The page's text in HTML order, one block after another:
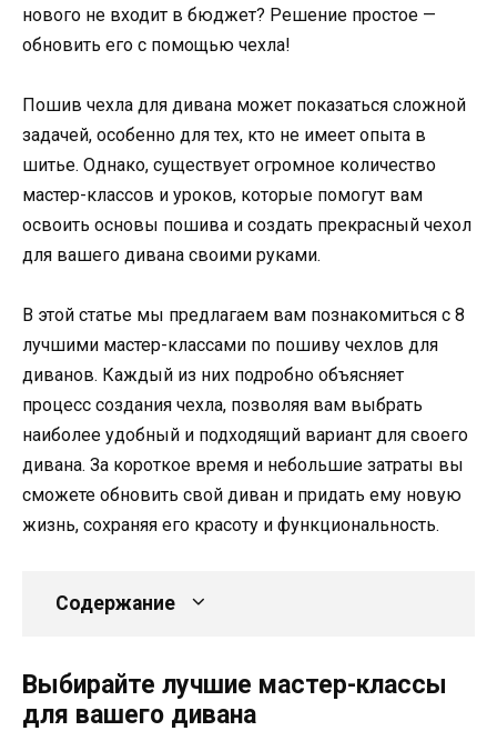
нового не входит в бюджет? Решение простое —
обновить его с помощью чехла!
Пошив чехла для дивана может показаться сложной
задачей, особенно для тех, кто не имеет опыта в
шитье. Однако, существует огромное количество
мастер-классов и уроков, которые помогут вам
освоить основы пошива и создать прекрасный чехол
для вашего дивана своими руками.
В этой статье мы предлагаем вам познакомиться с 8
лучшими мастер-классами по пошиву чехлов для
диванов. Каждый из них подробно объясняет
процесс создания чехла, позволяя вам выбрать
наиболее удобный и подходящий вариант для своего
дивана. За короткое время и небольшие затраты вы
сможете обновить свой диван и придать ему новую
жизнь, сохраняя его красоту и функциональность.
Содержание
Выбирайте лучшие мастер-классы
для вашего дивана